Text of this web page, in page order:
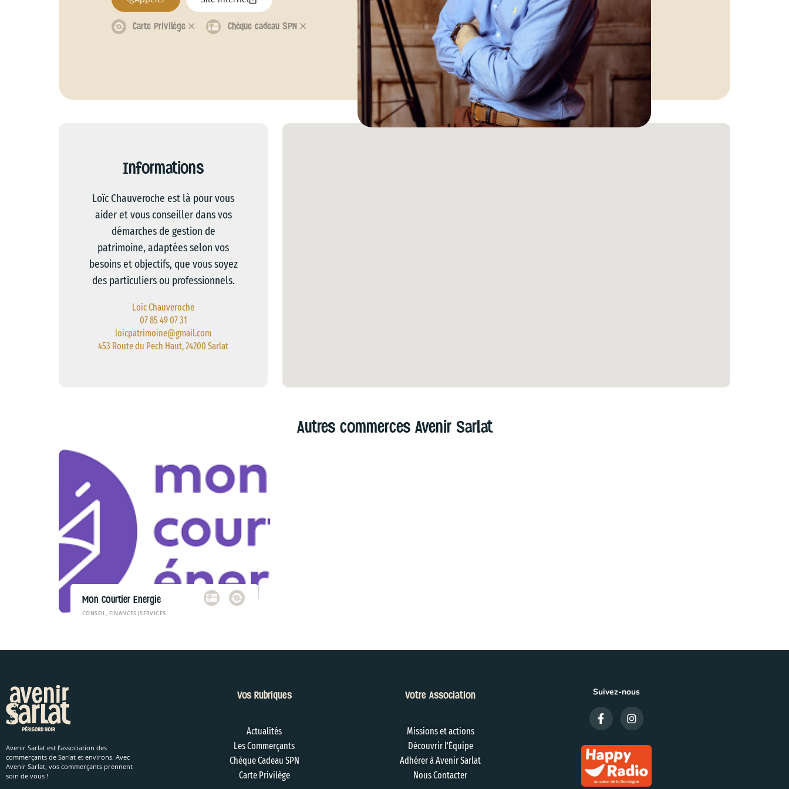
Carte Privilège 𐄂 Chèque cadeau SPN 𐄂
Informations
Loïc Chauveroche est là pour vous
aider et vous conseiller dans vos
démarches de gestion de
patrimoine, adaptées selon vos
besoins et objectifs, que vous soyez
des particuliers ou professionnels.
Loïc Chauveroche
07 85 49 07 31
loicpatrimoine@gmail.com
453 Route du Pech Haut, 24200 Sarlat
Autres commerces Avenir Sarlat
Mon Courtier Energie
CONSEIL, FINANCES |SERVICES
Avenir Sarlat est l’association des
commerçants de Sarlat et environs. Avec
Avenir Sarlat, vos commerçants prennent
soin de vous !
Vos Rubriques
Actualités
Les Commerçants
Chèque Cadeau SPN
Carte Privilège
Votre Association
Missions et actions
Découvrir l'Équipe
Adhérer à Avenir Sarlat
Nous Contacter
Suivez-nous